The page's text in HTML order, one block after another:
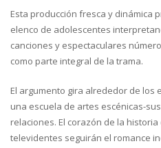
Esta producción fresca y dinámica
elenco de adolescentes
canciones y espectaculares
como parte integral de la trama.
El argumento gira alrededor de los
una escuela de artes escénicas-
relaciones. El corazón de la
televidentes seguirán el romance